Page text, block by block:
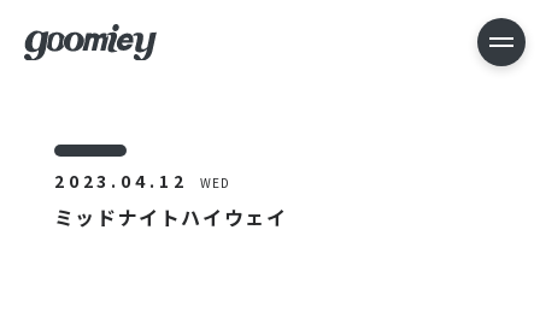
2023.04.12 WED
ミッドナイトハイウェイ